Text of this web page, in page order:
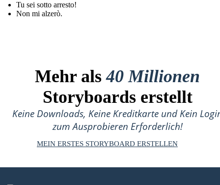
Tu sei sotto arresto!
Non mi alzerò.
Mehr als40 Millionen
Storyboards erstellt
Keine Downloads, Keine Kreditkarte und Kein
zum Ausprobieren Erforderlich!
MEIN ERSTES STORYBOARD ERSTELLEN